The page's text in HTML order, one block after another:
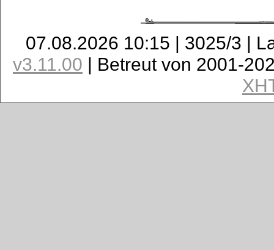
07.08.2026 10:15 | 3025/3 |
v3.11.00 | Betreut von 2001-